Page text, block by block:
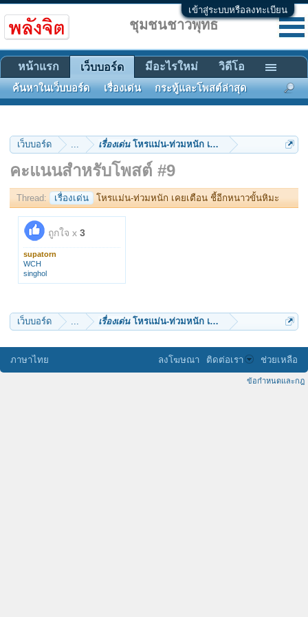
เข้าสู่ระบบหรือลงทะเบียน
เว็บบอร์ด ... เรื่องเด่นโหรแม่น-ท่วมหนัก เคยเตือน ชี้อีกหนาวขั้นหิ
คะแนนสำหรับโพสต์ #9
Thread: เรื่องเด่น โหรแม่น-ท่วมหนัก เคยเตือน ชี้อีกหนาวขั้นหิมะ
ถูกใจ x 3
supatorn
WCH
singhol
เว็บบอร์ด ... เรื่องเด่นโหรแม่น-ท่วมหนัก เคยเตือน ชี้อีกหนาวขั้นหิ
ชุมชนชาวพุทธ
หน้าแรก เว็บบอร์ด
ค้นหาในเว็บบอร์ด เรื่องเด่น กระทู้และโพสต์ล่าสุด
มีอะไรใหม่ วิดีโอ
ภาษาไทย ลงโฆษณา ติดต่อเรา ช่วยเหลือ
ข้อกำหนดและกฎ